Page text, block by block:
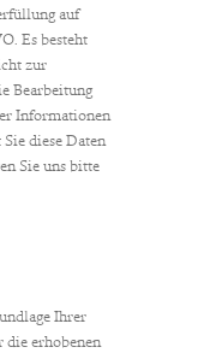
auf
Es besteht
zur
Bearbeitung
Informationen
diese Daten
Sie uns bitte
Ihrer
erhobenen